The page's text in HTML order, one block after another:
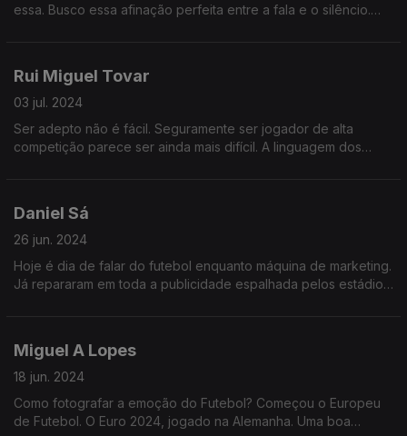
essa. Busco essa afinação perfeita entre a fala e o silêncio.
Rui Miguel Tovar
03 jul. 2024
Ser adepto não é fácil. Seguramente ser jogador de alta
competição parece ser ainda mais difícil. A linguagem dos
Daniel Sá
26 jun. 2024
Hoje é dia de falar do futebol enquanto máquina de marketing.
Já repararam em toda a publicidade espalhada pelos estádios
Miguel A Lopes
18 jun. 2024
Como fotografar a emoção do Futebol? Começou o Europeu
de Futebol. O Euro 2024, jogado na Alemanha. Uma boa